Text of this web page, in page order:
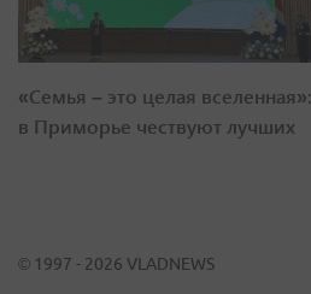
«Семья – это целая вселенная»:
в Приморье чествуют лучших
© 1997 - 2026 VLADNEWS